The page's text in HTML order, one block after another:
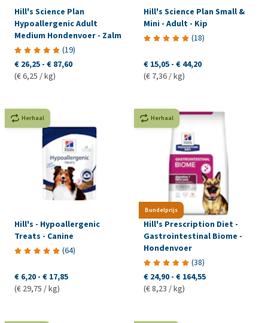
Hill's Science Plan
Hypoallergenic Adult
Medium Hondenvoer - Zalm
(19)
€ 26,25 - € 87,60
(€ 6,25 / kg)
Hill's Science Plan Small &
Mini - Adult - Kip
(18)
€ 15,05 - € 44,20
(€ 7,36 / kg)
Herhaal
Hill's - Hypoallergenic
Treats - Canine
(64)
€ 6,20 - € 17,85
(€ 29,75 / kg)
Bundelprijs
Herhaal
Hill's Prescription Diet -
Gastrointestinal Biome -
Hondenvoer
(38)
€ 24,90 - € 164,55
(€ 8,23 / kg)